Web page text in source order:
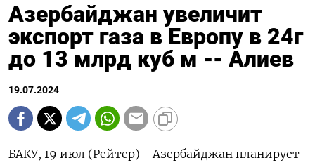
Азербайджан увеличит
экспорт газа в Европу в 24г
до 13 млрд куб м -- Алиев
19.07.2024
БАКУ, 19 июл (Рейтер) - Азербайджан планирует